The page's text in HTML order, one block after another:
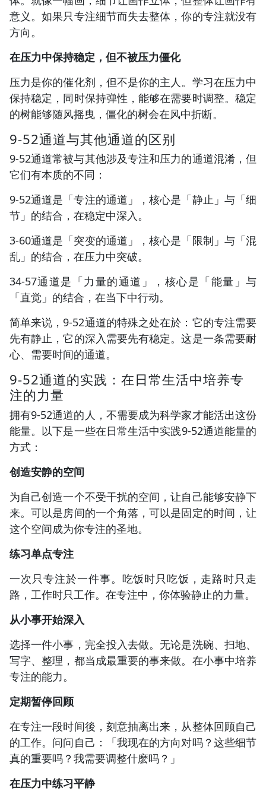
意义。如果只专注细节而失去整体，你的专注就没有
方向。
在压力中保持稳定，但不被压力僵化
压力是你的催化剂，但不是你的主人。学习在压力中
保持稳定，同时保持弹性，能够在需要时调整。稳定
的树能够随风摇曳，僵化的树会在风中折断。
9-52通道与其他通道的区别
9-52通道常被与其他涉及专注和压力的通道混淆，但
它们有本质的不同：
9-52通道是「专注的通道」，核心是「静止」与「细
节」的结合，在稳定中深入。
3-60通道是「突变的通道」，核心是「限制」与「混
乱」的结合，在压力中突破。
34-57通道是「力量的通道」，核心是「能量」与
「直觉」的结合，在当下中行动。
简单来说，9-52通道的特殊之处在於：它的专注需要
先有静止，它的深入需要先有稳定。这是一条需要耐
心、需要时间的通道。
9-52通道的实践：在日常生活中培养专
注的力量
拥有9-52通道的人，不需要成为科学家才能活出这份
能量。以下是一些在日常生活中实践9-52通道能量的
方式：
创造安静的空间
为自己创造一个不受干扰的空间，让自己能够安静下
来。可以是房间的一个角落，可以是固定的时间，让
这个空间成为你专注的圣地。
练习单点专注
一次只专注於一件事。吃饭时只吃饭，走路时只走
路，工作时只工作。在专注中，你体验静止的力量。
从小事开始深入
选择一件小事，完全投入去做。无论是洗碗、扫地、
写字、整理，都当成最重要的事来做。在小事中培养
专注的能力。
定期暂停回顾
在专注一段时间後，刻意抽离出来，从整体回顾自己
的工作。问问自己：「我现在的方向对吗？这些细节
真的重要吗？我需要调整什麽吗？」
在压力中练习平静